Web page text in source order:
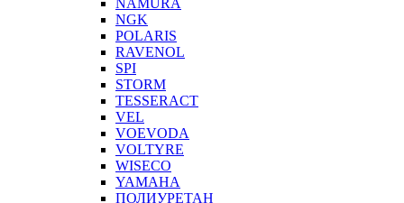
NAMURA
NGK
POLARIS
RAVENOL
SPI
STORM
TESSERACT
VEL
VOEVODA
VOLTYRE
WISECO
YAMAHA
ПОЛИУРЕТАН